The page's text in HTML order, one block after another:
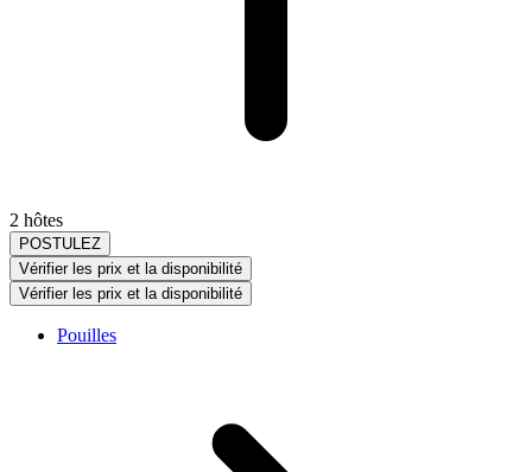
2 hôtes
POSTULEZ
Vérifier les prix et la disponibilité
Vérifier les prix et la disponibilité
Pouilles